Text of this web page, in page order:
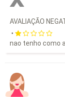
AVALIAÇÃO
•
nao tenho como